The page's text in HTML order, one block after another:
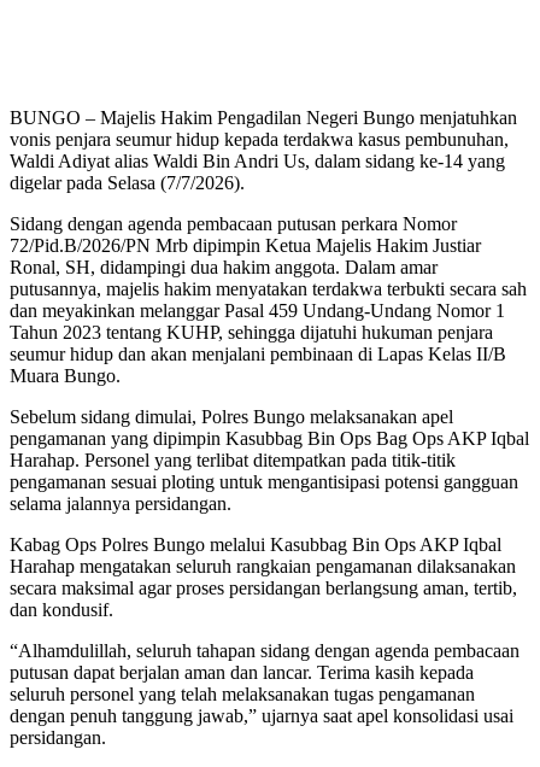
BUNGO – Majelis Hakim Pengadilan Negeri Bungo menjatuhkan
vonis penjara seumur hidup kepada terdakwa kasus pembunuhan,
Waldi Adiyat alias Waldi Bin Andri Us, dalam sidang ke-14 yang
digelar pada Selasa (7/7/2026).
Sidang dengan agenda pembacaan putusan perkara Nomor
72/Pid.B/2026/PN Mrb dipimpin Ketua Majelis Hakim Justiar
Ronal, SH, didampingi dua hakim anggota. Dalam amar
putusannya, majelis hakim menyatakan terdakwa terbukti secara sah
dan meyakinkan melanggar Pasal 459 Undang-Undang Nomor 1
Tahun 2023 tentang KUHP, sehingga dijatuhi hukuman penjara
seumur hidup dan akan menjalani pembinaan di Lapas Kelas II/B
Muara Bungo.
Sebelum sidang dimulai, Polres Bungo melaksanakan apel
pengamanan yang dipimpin Kasubbag Bin Ops Bag Ops AKP Iqbal
Harahap. Personel yang terlibat ditempatkan pada titik-titik
pengamanan sesuai ploting untuk mengantisipasi potensi gangguan
selama jalannya persidangan.
Kabag Ops Polres Bungo melalui Kasubbag Bin Ops AKP Iqbal
Harahap mengatakan seluruh rangkaian pengamanan dilaksanakan
secara maksimal agar proses persidangan berlangsung aman, tertib,
dan kondusif.
“Alhamdulillah, seluruh tahapan sidang dengan agenda pembacaan
putusan dapat berjalan aman dan lancar. Terima kasih kepada
seluruh personel yang telah melaksanakan tugas pengamanan
dengan penuh tanggung jawab,” ujarnya saat apel konsolidasi usai
persidangan.